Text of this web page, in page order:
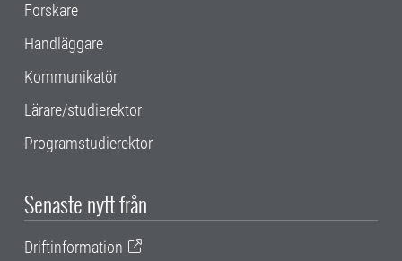
Forskare
Handläggare
Kommunikatör
Lärare/studierektor
Programstudierektor
Senaste nytt från
Driftinformation